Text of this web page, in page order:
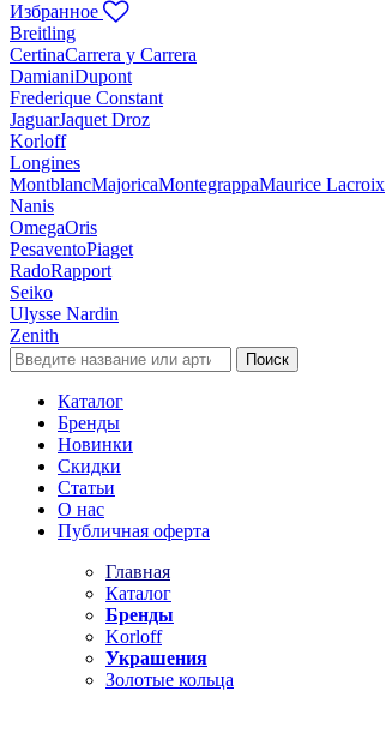
Избранное
Breitling
CertinaCarrera y Carrera
DamianiDupont
Frederique Constant
JaguarJaquet Droz
Korloff
Longines
MontblancMajoricaMontegrappaMaurice Lacroix
Nanis
OmegaOris
PesaventoPiaget
RadoRapport
Seiko
Ulysse Nardin
Zenith
Поиск
Каталог
Бренды
Новинки
Скидки
Статьи
О нас
Публичная оферта
Главная
Каталог
Бренды
Korloff
Украшения
Золотые кольца